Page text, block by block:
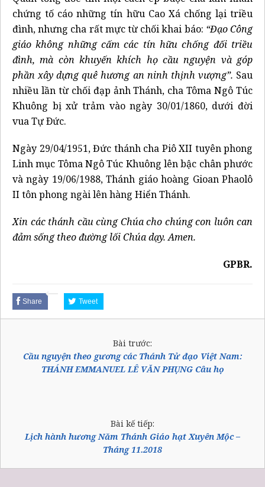
chứng tố cáo những tín hữu Cao Xá chống lại triều
đình, nhưng cha rất mực từ chối khai báo: “Đạo Công
giáo không những cấm các tín hữu chống đối triều
đình, mà còn khuyến khích họ cầu nguyện và góp
phần xây dựng quê hương an ninh thịnh vượng”. Sau
nhiều lần từ chối đạp ảnh Thánh, cha Tôma Ngô Túc
Khuông bị xử trảm vào ngày 30/01/1860, dưới đời
vua Tự Ðức.
Ngày 29/04/1951, Đức thánh cha Piô XII tuyên phong
Linh mục Tôma Ngô Túc Khuông lên bậc chân phước
và ngày 19/06/1988, Thánh giáo hoàng Gioan Phaolô
II tôn phong ngài lên hàng Hiển Thánh.
Xin các thánh cầu cùng Chúa cho chúng con luôn can
đảm sống theo đường lối Chúa dạy. Amen.
GPBR.
Share Tweet
Bài trước:
Cầu nguyện theo gương các Thánh Tử đạo Việt Nam:
THÁNH EMMANUEL LÊ VĂN PHỤNG Câu họ
Bài kế tiếp:
Lịch hành hương Năm Thánh Giáo hạt Xuyên Mộc –
Tháng 11.2018